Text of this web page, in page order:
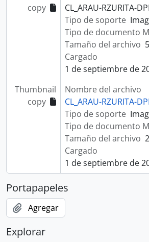
copy
CL_ARAU-RZURITA-
Tipo de soporte
Tipo de documento
Tamaño del archivo
Cargado
1 de septiembre de
Thumbnail
copy
Nombre del archivo
CL_ARAU-RZURITA-
Tipo de soporte
Tipo de documento
Tamaño del archivo
Cargado
1 de septiembre de
Portapapeles
Agregar
Explorar